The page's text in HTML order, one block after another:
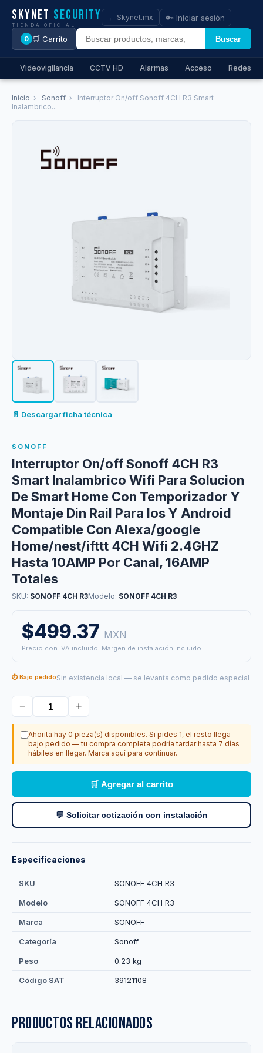
Skynet Security
TIENDA OFICIAL
Buscar
← Skynet.mx 🔑 Iniciar sesión
0 🛒 Carrito
Videovigilancia CCTV HD Alarmas Acceso Redes
Inicio › Sonoff ›
Interruptor On/off Sonoff 4CH R3 Smart
Inalambrico...
📄 Descargar ficha técnica
SONOFF
Interruptor On/off Sonoff 4CH R3
Smart Inalambrico Wifi Para Solucion
De Smart Home Con Temporizador Y
Montaje Din Rail Para Ios Y Android
Compatible Con Alexa/google
Home/nest/ifttt 4CH Wifi 2.4GHZ
Hasta 10AMP Por Canal, 16AMP
Totales
SKU: SONOFF 4CH R3Modelo: SONOFF 4CH R3
$499.37 MXN
Precio con IVA incluido. Margen de instalación incluido.
⏱ Bajo pedidoSin existencia local — se levanta como pedido especial
− +
Ahorita hay 0 pieza(s) disponibles. Si pides 1, el resto llega
bajo pedido — tu compra completa podría tardar hasta 7 días
hábiles en llegar. Marca aquí para continuar.
🛒 Agregar al carrito
💬 Solicitar cotización con instalación
Especificaciones
SKU SONOFF 4CH R3
Modelo SONOFF 4CH R3
Marca SONOFF
Categoría Sonoff
Peso 0.23 kg
Código SAT 39121108
Productos relacionados